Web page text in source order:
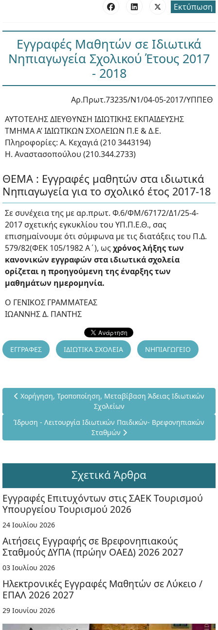
Εκτύπωση
Εγγραφές Μαθητών σε Ιδιωτικά
Νηπιαγωγεία Σχολικού Έτους 2017
- 2018
Αρ.Πρωτ.73235/Ν1/04-05-2017/ΥΠΠΕΘ
ΑΥΤΟΤΕΛΗΣ ΔΙΕΥΘΥΝΣΗ ΙΔΙΩΤΙΚΗΣ ΕΚΠΑΙΔΕΥΣΗΣ
ΤΜΗΜΑ Α’ ΙΔΙΩΤΙΚΩΝ ΣΧΟΛΕΙΩΝ Π.Ε & Δ.Ε.
Πληροφορίες: Α. Κεχαγιά (210 3443194)
Η. Αναστασοπούλου (210.344.2733)
ΘΕΜΑ : Εγγραφές μαθητών στα ιδιωτικά
Νηπιαγωγεία για το σχολικό έτος 2017-18
Σε συνέχεια της με αρ.πρωτ. Φ.6/ΦΜ/67172/Δ1/25-4-
2017 σχετικής εγκυκλίου του ΥΠ.Π.Ε.Θ., σας
επισημαίνουμε ότι σύμφωνα με τις διατάξεις του Π.Δ.
579/82(ΦΕΚ 105/1982 Α΄), ωςχρόνος λήξης των
κανονικών εγγραφών στα ιδιωτικά σχολεία
ορίζεται η προηγούμενη της έναρξης των
μαθημάτων ημερομηνία.
Ο ΓΕΝΙΚΟΣ ΓΡΑΜΜΑΤΕΑΣ
ΙΩΑΝΝΗΣ Δ. ΠΑΝΤΗΣ
ΕΓΓΡΑΦΕΣ ΙΔΙΩΤΙΚΑ ΣΧΟΛΕΙΑ ΝΗΠΙΑΓΩΓΕΙΟ
Προηγούμενο άρθρο: Χορήγηση, Τροποποίηση, Μεταβίβαση
Χορήγηση, Τροποποίηση, Μεταβίβαση Άδειας Ιδιωτικών
Σχολείων
Επόμενο άρθρο: Ίδρυση - Λειτουργία Ιδιωτικών Παιδικών-
Ίδρυση - Λειτουργία Ιδιωτικών Παιδικών- Βρεφονηπιακών
Σταθμών
Σχετικά Άρθρα
Εγγραφές Επιτυχόντων στις ΣΑΕΚ Τουρισμού
Υπουργείου Τουρισμού 2026
24 Ιουλίου 2026
Αιτήσεις Εγγραφής σε Βρεφονηπιακούς
Σταθμούς ΔΥΠΑ (πρώην ΟΑΕΔ) 2026 2027
03 Ιουλίου 2026
Ηλεκτρονικές Εγγραφές Μαθητών σε Λύκειο /
ΕΠΑΛ 2026 2027
29 Ιουνίου 2026